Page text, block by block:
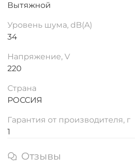
Вытяжной
Уровень шума, dB(A)
34
Напряжение, V
220
Страна
РОССИЯ
Гарантия от производителя, г
1
Отзывы